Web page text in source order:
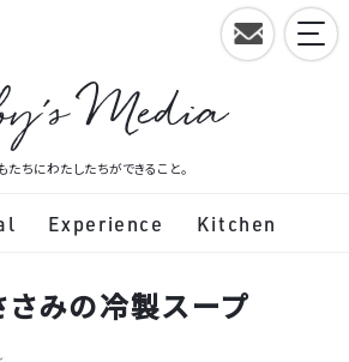
Media
たちにわたしたちができること。
Experience Kitchen
みの冷製スープ